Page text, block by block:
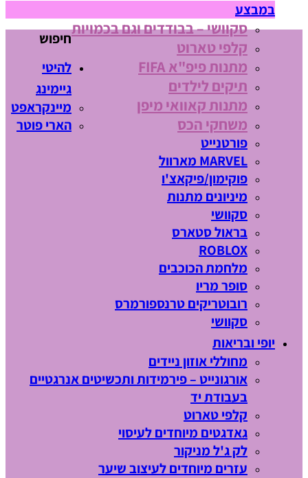
במבצע
סקוושי – בבודדים וגם בכמויות
קלפי טארוט
מתנות פיפ"א FIFA
תיקים לילדים
מתנות קאוואי מיפן
משחקי הכס
חיפוש
להיטי
גיימינג
מיינקראפט
הארי פוטר
פורטנייט
MARVEL מארוול
פוקימון/פיקאצ'ו
מיניונים מתנות
סקוושי
בראול סטארס
ROBLOX
מלחמת הכוכבים
סופר מריו
רובוטריקים טרנספורמרס
סקוושי
יופי ובריאות
מחוללי אוזון ניידים
אורגונייט – פירמידות ותכשיטים אנרגטיים
בעבודת יד
קלפי טארוט
גאדגטים מיוחדים לעיסוי
לק ג'ל מניקור
עזרים מיוחדים לעיצוב שיער